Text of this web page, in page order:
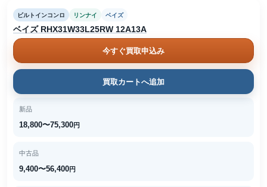
ビルトインコンロ リンナイ ベイズ
ベイズ RHX31W33L25RW 12A13A
今すぐ買取申込み
買取カートへ追加
新品
18,800〜75,300円
中古品
9,400〜56,400円